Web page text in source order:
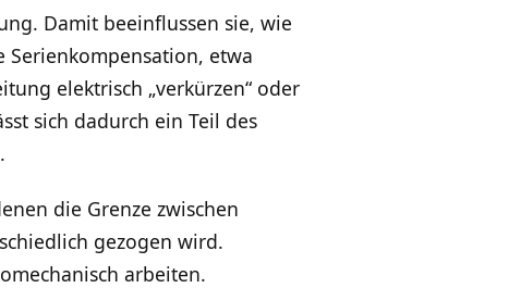
Damit beeinflussen sie, wie
etwa
elektrisch „verkürzen“ oder
sich dadurch ein Teil des
die Grenze zwischen
gezogen wird.
arbeiten.